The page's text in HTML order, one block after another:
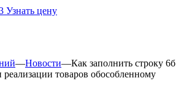
Узнать цену
—Новости—Как заполнить строку 6б
реализации товаров обособленному